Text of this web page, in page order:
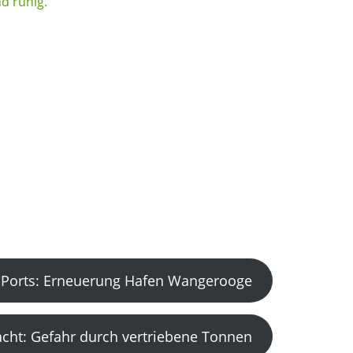
Erneuerung Hafen Wangerooge
Gefahr durch vertriebene Tonnen